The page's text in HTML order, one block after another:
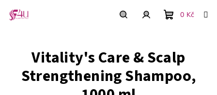
obsah
košík
0 Kč
Vitality's Care & Scalp
Strengthening Shampoo,